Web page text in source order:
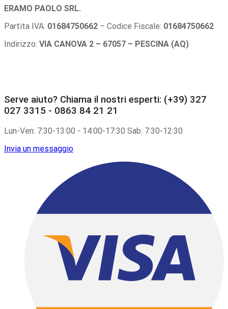
ERAMO PAOLO SRL.
Partita IVA: 01684750662 – Codice Fiscale: 01684750662
Indirizzo: VIA CANOVA 2 – 67057 – PESCINA (AQ)
Serve aiuto? Chiama il nostri esperti: (+39) 327
027 3315 - 0863 84 21 21
Lun-Ven: 7:30-13:00 - 14:00-17:30 Sab: 7:30-12:30
Invia un messaggio